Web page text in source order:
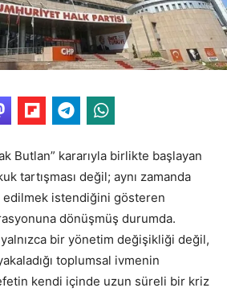
Butlan” kararıyla birlikte başlayan
tartışması değil; aynı zamanda
edilmek istendiğini gösteren
dönüşmüş durumda.
bir yönetim değişikliği değil,
toplumsal ivmenin
kendi içinde uzun süreli bir kriz